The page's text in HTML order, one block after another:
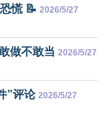
慌 📝 2026/5/27
做不敢当 2026/5/27
”评论 2026/5/27